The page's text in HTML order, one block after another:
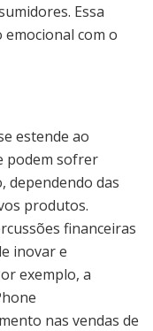
Essa
com o
estende ao
podem sofrer
dependendo das
produtos.
financeiras
inovar e
exemplo, a
nas vendas de